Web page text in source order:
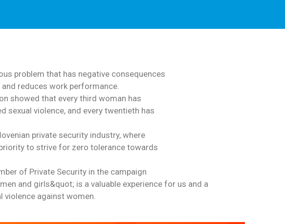
problem that has negative consequences
reduces work performance.
showed that every third woman has
sexual violence, and every twentieth has
private security industry, where
to strive for zero tolerance towards
of Private Security in the campaign
and girls&quot; is a valuable experience for us and a
violence against women.